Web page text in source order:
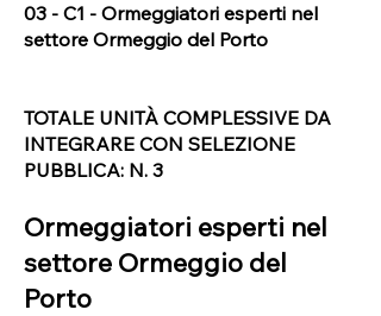
03 - C1 - Ormeggiatori esperti nel
settore Ormeggio del Porto
TOTALE UNITÀ COMPLESSIVE DA
INTEGRARE CON SELEZIONE
PUBBLICA: N. 3
Ormeggiatori esperti nel
settore Ormeggio del
Porto